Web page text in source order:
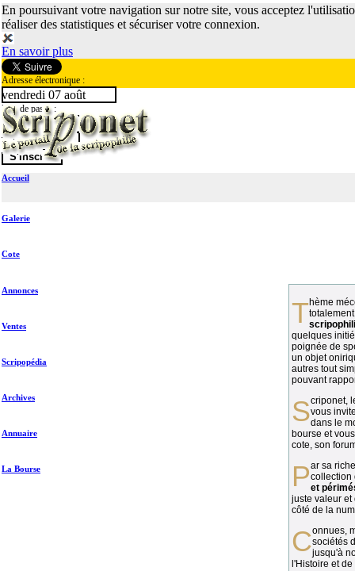
En poursuivant votre navigation sur notre site, vous acceptez
réaliser des statistiques et sécuriser votre connexion.
En savoir plus
Adresse électronique :
Mot de passe :
vendredi 07 août
Accueil
Galerie
Cote
Annonces
Ventes
Scripopédia
Archives
Annuaire
La Bourse
Thème méconnu des collectionneurs et
quelques
poignée de
un objet
autres tout
pouvant
vous
dans le
bourse et
cote, son
Par sa richesse et sa diversité, lacollection
et
juste valeur et
côté de la
Connues, méconnues, ou inconnues, lessociétés
jusqu'à
l'Histoire et